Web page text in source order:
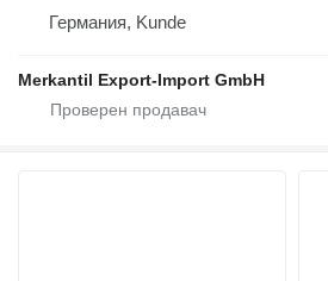
Германия, Kunde
Merkantil Export-Import GmbH